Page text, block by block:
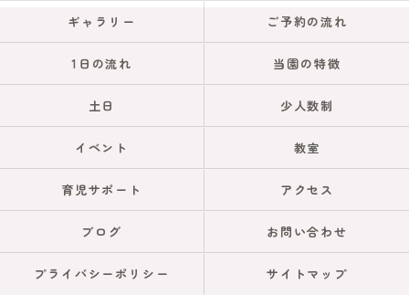
ギャラリー ご予約の流れ
1日の流れ 当園の特徴
土日 少人数制
イベント 教室
育児サポート アクセス
ブログ お問い合わせ
プライバシーポリシー サイトマップ